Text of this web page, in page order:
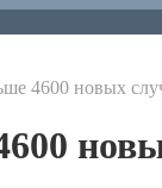
4600 новых